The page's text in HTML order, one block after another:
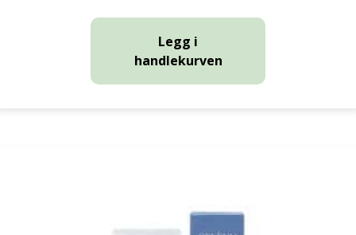
Legg i
handlekurven